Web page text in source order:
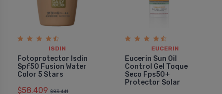
ISDIN
Fotoprotector Isdin
Spf50 Fusion Water
Color 5 Stars
$58.409 $83.441
EUCERIN
Eucerin Sun Oil
Control Gel Toque
Seco Fps50+
Protector Solar